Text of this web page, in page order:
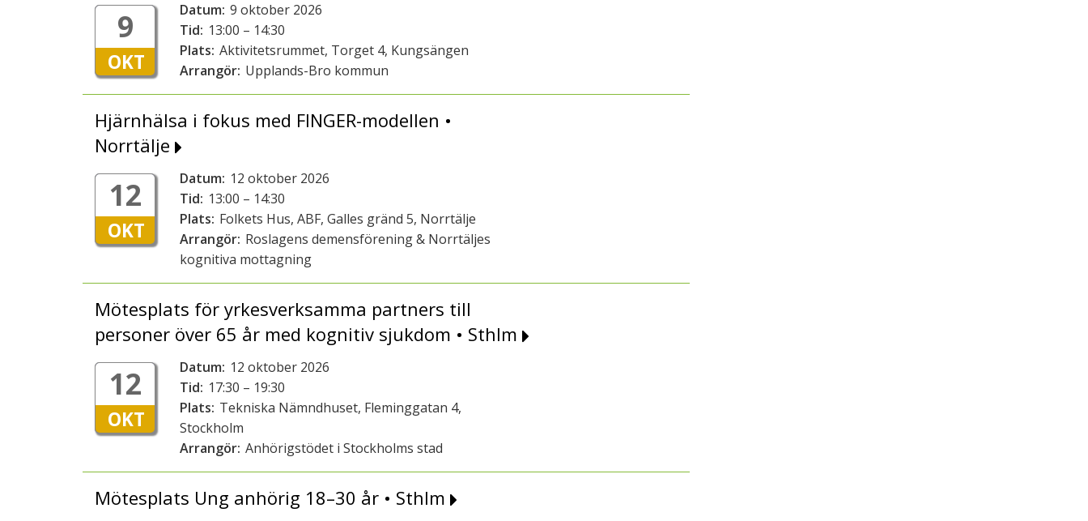
9
OKT
Datum: 9 oktober 2026
Tid: 13:00 – 14:30
Plats: Aktivitetsrummet, Torget 4, Kungsängen
Arrangör: Upplands-Bro kommun
Hjärnhälsa i fokus med FINGER-modellen •
Norrtälje
12
OKT
Datum: 12 oktober 2026
Tid: 13:00 – 14:30
Plats: Folkets Hus, ABF, Galles gränd 5, Norrtälje
Arrangör: Roslagens demensförening & Norrtäljes
kognitiva mottagning
Mötesplats för yrkesverksamma partners till
personer över 65 år med kognitiv sjukdom • Sthlm
12
OKT
Datum: 12 oktober 2026
Tid: 17:30 – 19:30
Plats: Tekniska Nämndhuset, Fleminggatan 4,
Stockholm
Arrangör: Anhörigstödet i Stockholms stad
Mötesplats Ung anhörig 18–30 år • Sthlm